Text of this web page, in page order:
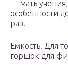
— мать
особенности
раз.
Емкость. Для
горшок для